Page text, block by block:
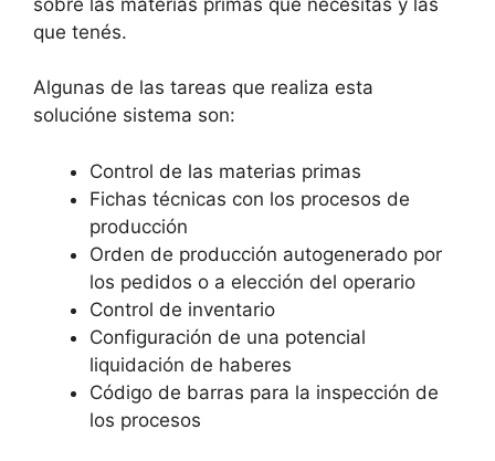
que tenés.
Algunas de las tareas que realiza esta
solucióne sistema son:
Control de las materias primas
Fichas técnicas con los procesos de
producción
Orden de producción autogenerado por
los pedidos o a elección del operario
Control de inventario
Configuración de una potencial
liquidación de haberes
Código de barras para la inspección de
los procesos